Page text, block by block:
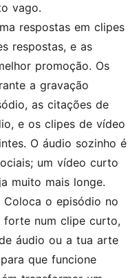
vago.
respostas em clipes
respostas, e as
promoção. Os
a gravação
as citações de
e os clipes de vídeo
O áudio sozinho é
um vídeo curto
muito mais longe.
Coloca o episódio no
num clipe curto,
áudio ou a tua arte
para que funcione